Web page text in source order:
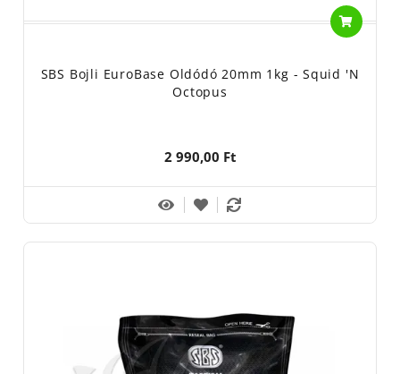
SBS Bojli EuroBase Oldódó 20mm 1kg - Squid 'n
Octopus
2 990,00 Ft